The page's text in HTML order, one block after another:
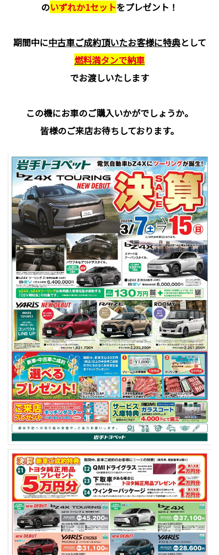
のいずれか1セットをプレゼント！
期間中に中古車ご成約頂いたお客様に特典として
燃料満タンで納車
でお渡しいたします
この機にお車のご購入いかがでしょうか。
皆様のご来店お待ちしております。